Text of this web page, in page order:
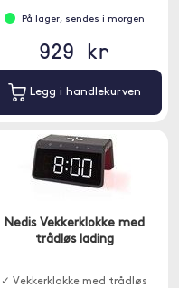
På lager, sendes i morgen
929 kr
Legg i handlekurven
Nedis Vekkerklokke med
trådløs lading
✓ Vekkerklokke med trådløs